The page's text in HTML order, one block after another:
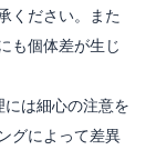
ください。また
も個体差が生じ
は細心の注意を
グによって差異